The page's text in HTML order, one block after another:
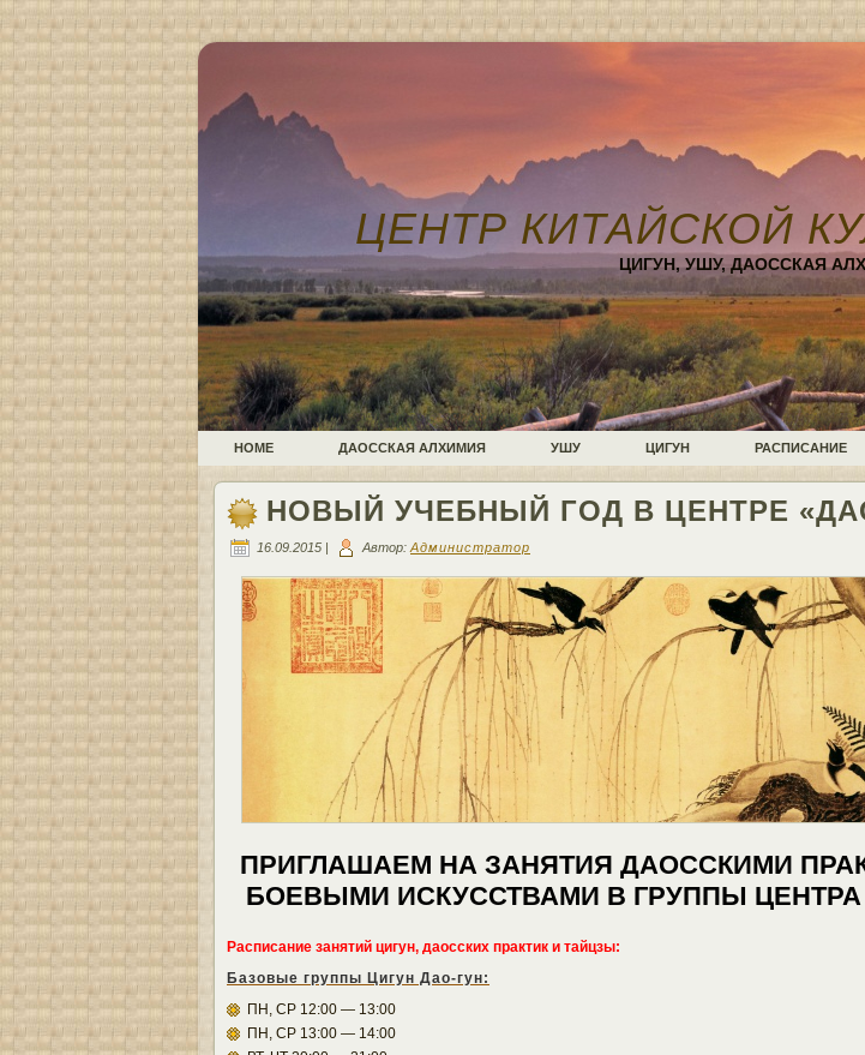
ЦЕНТР КИТАЙСКОЙ
ЦИГУН, УШУ, ДАОССКАЯ
HOME ДАОССКАЯ АЛХИМИЯ УШУ ЦИГУН РАСПИСАНИЕ
НОВЫЙ УЧЕБНЫЙ ГОД В ЦЕНТРЕ
16.09.2015 | Автор: Администратор
ПРИГЛАШАЕМ НА ЗАНЯТИЯ ДАОССКИМИ
БОЕВЫМИ ИСКУССТВАМИ В ГРУППЫ ЦЕНТРА
Расписание занятий цигун, даосских практик и тайцзы:
Базовые группы Цигун Дао-гун:
ПН, СР 12:00 — 13:00
ПН, СР 13:00 — 14:00